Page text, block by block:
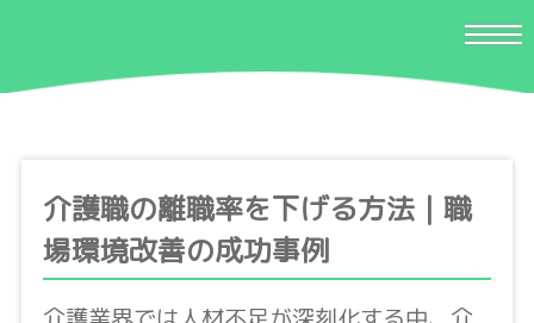
介護職の離職率を下げる方法｜職
場環境改善の成功事例